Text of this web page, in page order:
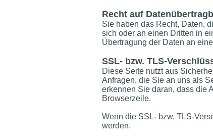
Recht auf
Sie haben das Recht, Daten,
sich oder an einen Dritten in
Übertragung der Daten an
SSL- bzw. TLS-
Diese Seite nutzt aus
Anfragen, die Sie an uns als
erkennen Sie daran, dass die
Browserzeile.
Wenn die SSL- bzw. TLS-
werden.